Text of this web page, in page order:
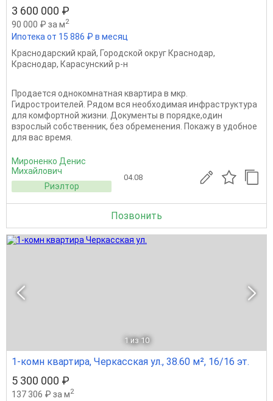
3 600 000 ₽
90 000 ₽ за м2
Ипотека от 15 886 ₽ в месяц
Краснодарский край, Городской округ Краснодар,
Краснодар, Карасунский р-н
Продается однокомнатная квартира в мкр.
Гидростроителей. Рядом вся необходимая инфраструктура
для комфортной жизни. Документы в порядке,один
взрослый собственник, без обременения. Покажу в удобное
для вас время.
Мироненко Денис
Михайлович
Риэлтор
04.08
Позвонить
1 из 10
1-комн квартира, Черкасская ул., 38.60 м², 16/16 эт.
5 300 000 ₽
137 306 ₽ за м2